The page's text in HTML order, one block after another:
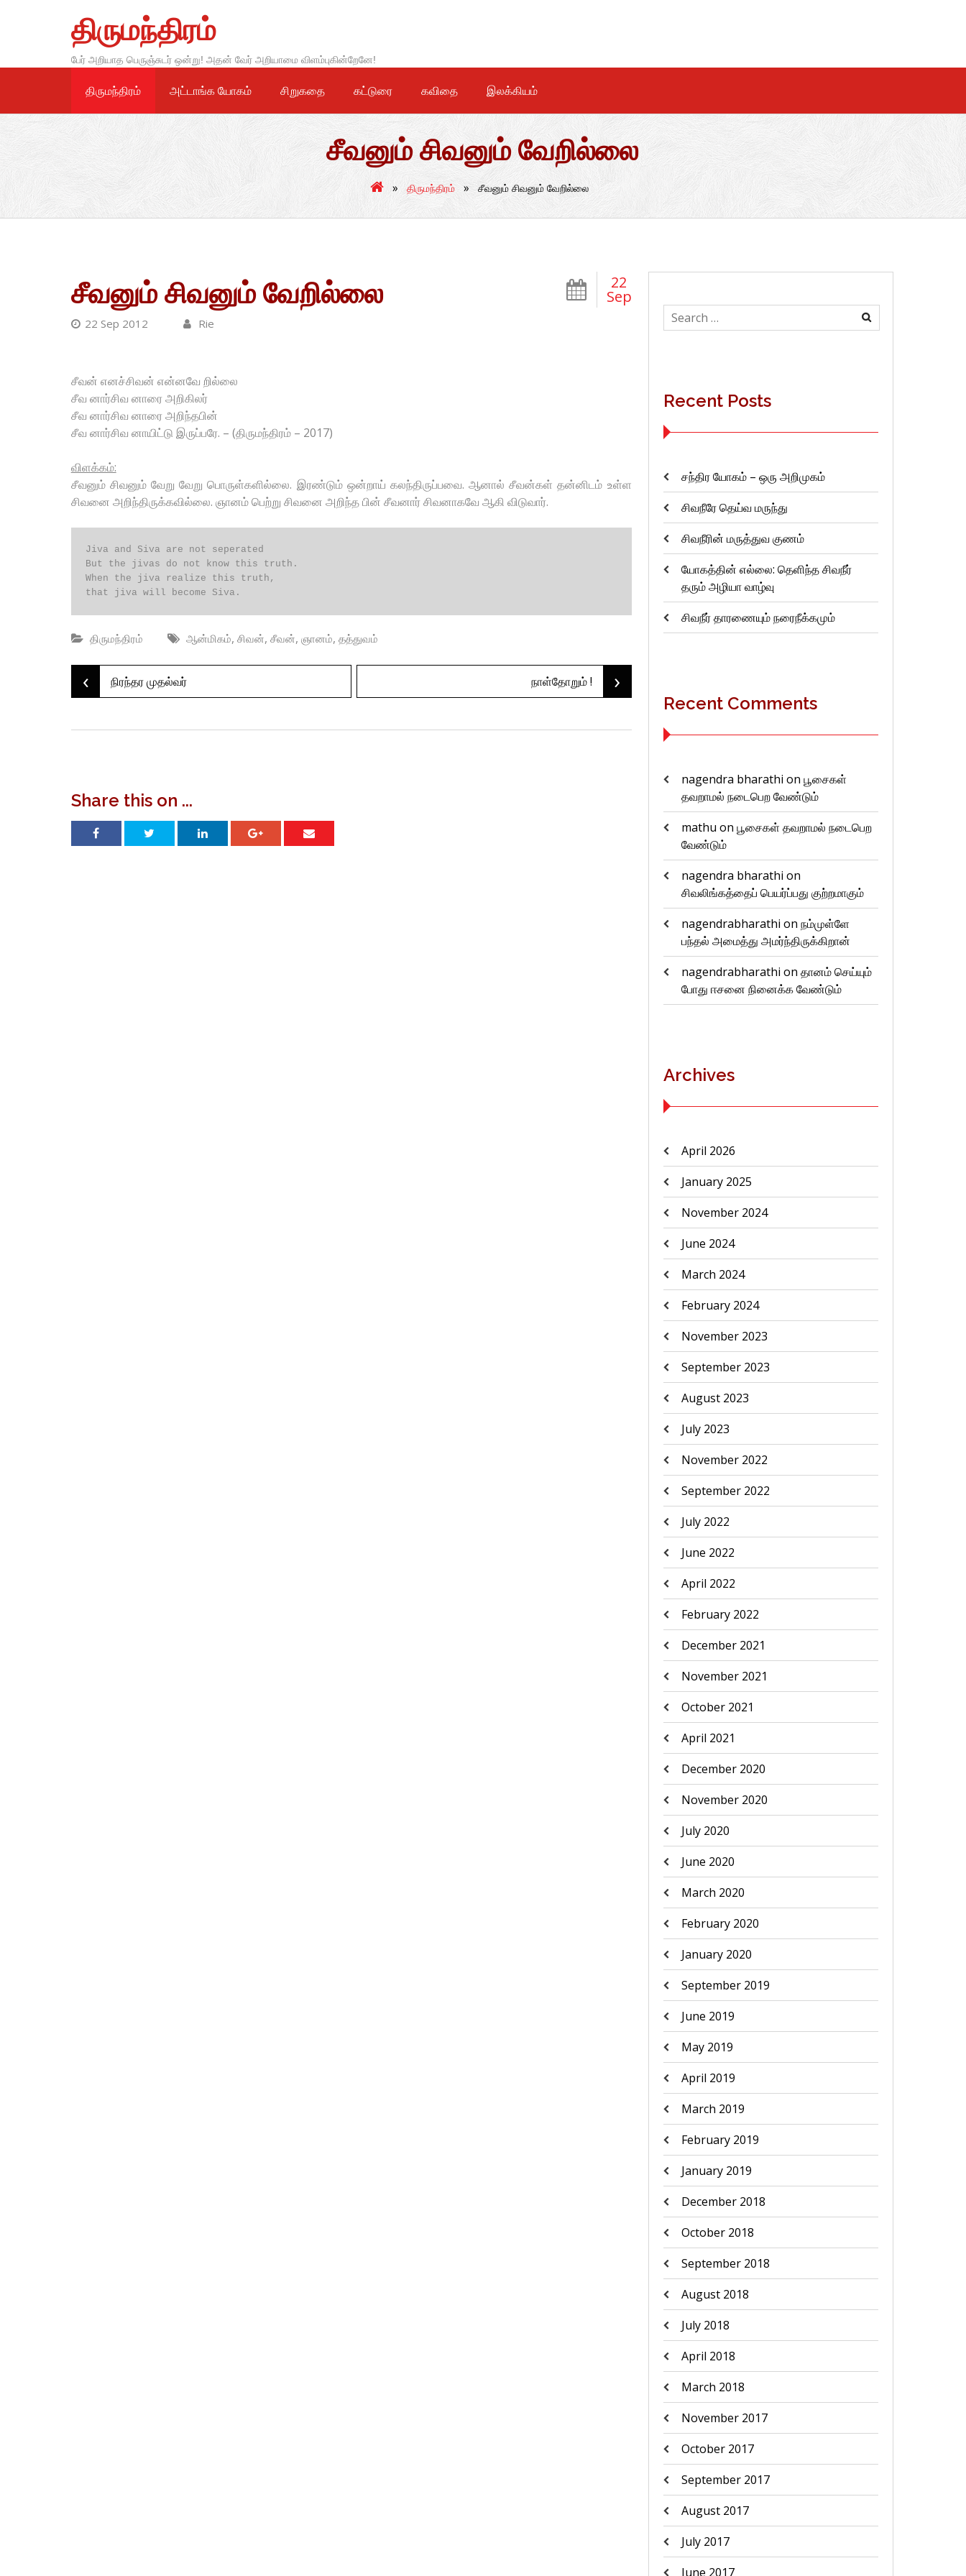
திருமந்திரம்
பேர் அறியாத பெருஞ்சுடர் ஒன்று! அதன் வேர் அறியாமை விளம்புகின்றேனே!
திருமந்திரம் அட்டாங்க யோகம் சிறுகதை கட்டுரை கவிதை இலக்கியம்
சீவனும் சிவனும் வேறில்லை
» திருமந்திரம் » சீவனும் சிவனும் வேறில்லை
22
Sep
சீவனும் சிவனும் வேறில்லை
22 Sep 2012 Rie
சீவன் எனச்சிவன் என்னவே றில்லை
சீவ னார்சிவ னாரை அறிகிலர்
சீவ னார்சிவ னாரை அறிந்தபின்
சீவ னார்சிவ னாயிட்டு இருப்பரே. – (திருமந்திரம் – 2017)
விளக்கம்:
சீவனும் சிவனும் வேறு வேறு பொருள்களில்லை. இரண்டும் ஒன்றாய் கலந்திருப்பவை. ஆனால் சீவன்கள் தன்னிடம் உள்ள
சிவனை அறிந்திருக்கவில்லை. ஞானம் பெற்று சிவனை அறிந்த பின் சீவனார் சிவனாகவே ஆகி விடுவார்.
Jiva and Siva are not seperated
But the jivas do not know this truth.
When the jiva realize this truth,
that jiva will become Siva.
திருமந்திரம் ஆன்மிகம், சிவன், சீவன், ஞானம், தத்துவம்
Post
navigation
‹ நிரந்தர முதல்வர் நாள்தோறும் ! ›
Share this on ...
Search
for:
Recent Posts
சந்திர யோகம் – ஒரு அறிமுகம்
சிவநீரே தெய்வ மருந்து
சிவநீரின் மருத்துவ குணம்
யோகத்தின் எல்லை: தெளிந்த சிவநீர்
தரும் அழியா வாழ்வு
சிவநீர் தாரணையும் நரைநீக்கமும்
Recent Comments
nagendra bharathi on பூசைகள்
தவறாமல் நடைபெற வேண்டும்
mathu on பூசைகள் தவறாமல் நடைபெற
வேண்டும்
nagendra bharathi on
சிவலிங்கத்தைப் பெயர்ப்பது குற்றமாகும்
nagendrabharathi on நம்முள்ளே
பந்தல் அமைத்து அமர்ந்திருக்கிறான்
nagendrabharathi on தானம் செய்யும்
போது ஈசனை நினைக்க வேண்டும்
Archives
April 2026
January 2025
November 2024
June 2024
March 2024
February 2024
November 2023
September 2023
August 2023
July 2023
November 2022
September 2022
July 2022
June 2022
April 2022
February 2022
December 2021
November 2021
October 2021
April 2021
December 2020
November 2020
July 2020
June 2020
March 2020
February 2020
January 2020
September 2019
June 2019
May 2019
April 2019
March 2019
February 2019
January 2019
December 2018
October 2018
September 2018
August 2018
July 2018
April 2018
March 2018
November 2017
October 2017
September 2017
August 2017
July 2017
June 2017